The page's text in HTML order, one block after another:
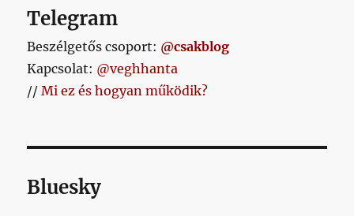
Telegram
Beszélgetős csoport: @csakblog
Kapcsolat: @veghhanta
//Mi ez és hogyan működik?
Bluesky